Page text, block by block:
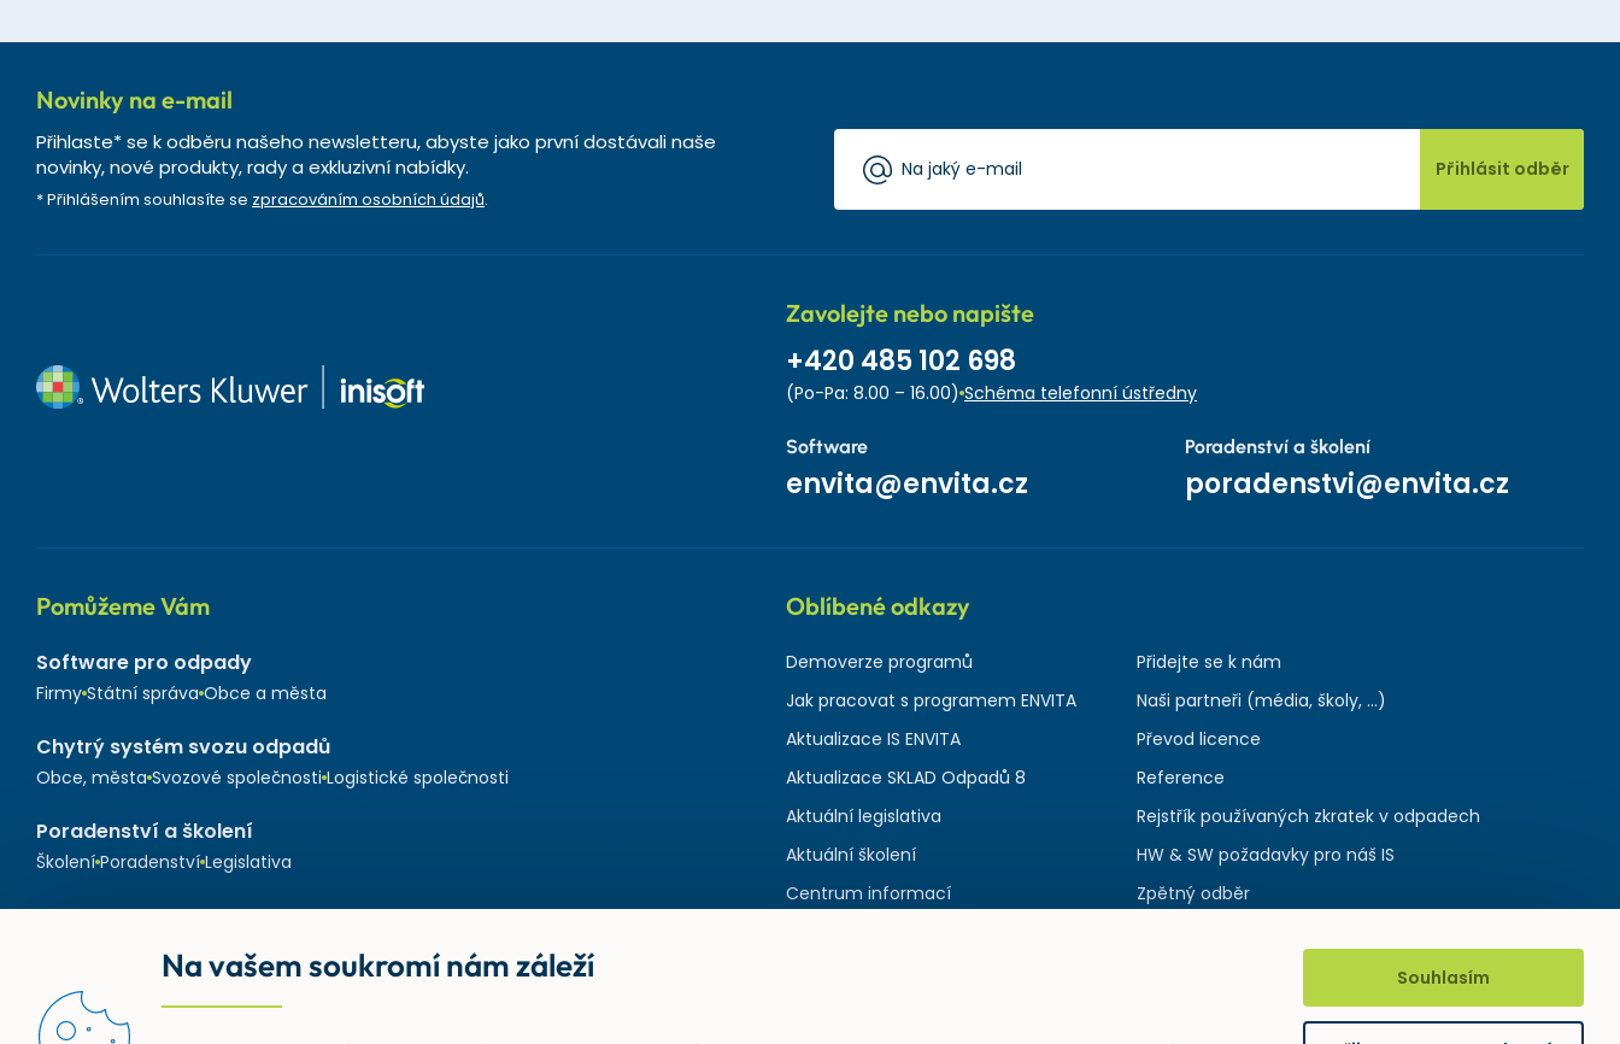
Novinky na e-mail
Přihlaste* se k odběru našeho newsletteru, abyste jako první dostávali naše
novinky, nové produkty, rady a exkluzivní nabídky.
* Přihlášením souhlasíte se zpracováním osobních údajů.
Přihlásit odběr
Zavolejte nebo napište
+420 485 102 698
(Po-Pa: 8.00 – 16.00) Schéma telefonní ústředny
Software
envita@envita.cz
Poradenství a školení
poradenstvi@envita.cz
Pomůžeme Vám
Software pro odpady
Firmy Státní správa Obce a města
Chytrý systém svozu odpadů
Obce, města Svozové společnosti Logistické společnosti
Poradenství a školení
Školení Poradenství Legislativa
Oblíbené odkazy
Demoverze programů
Jak pracovat s programem ENVITA
Aktualizace IS ENVITA
Aktualizace SKLAD Odpadů 8
Aktuální legislativa
Aktuální školení
Centrum informací
Přidejte se k nám
Naši partneři (média, školy, ...)
Převod licence
Reference
Rejstřík používaných zkratek v odpadech
HW & SW požadavky pro náš IS
Zpětný odběr
Na vašem soukromí nám záleží Souhlasím